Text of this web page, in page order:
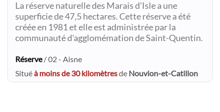
La réserve naturelle des Marais d'Isle a une
superficie de 47,5 hectares. Cette réserve a été
créée en 1981 et elle est administrée par la
communauté d'agglomémation de Saint-Quentin.
Réserve/ 02 - Aisne
Situéà moins de 30 kilomètresde Nouvion-et-Catillon